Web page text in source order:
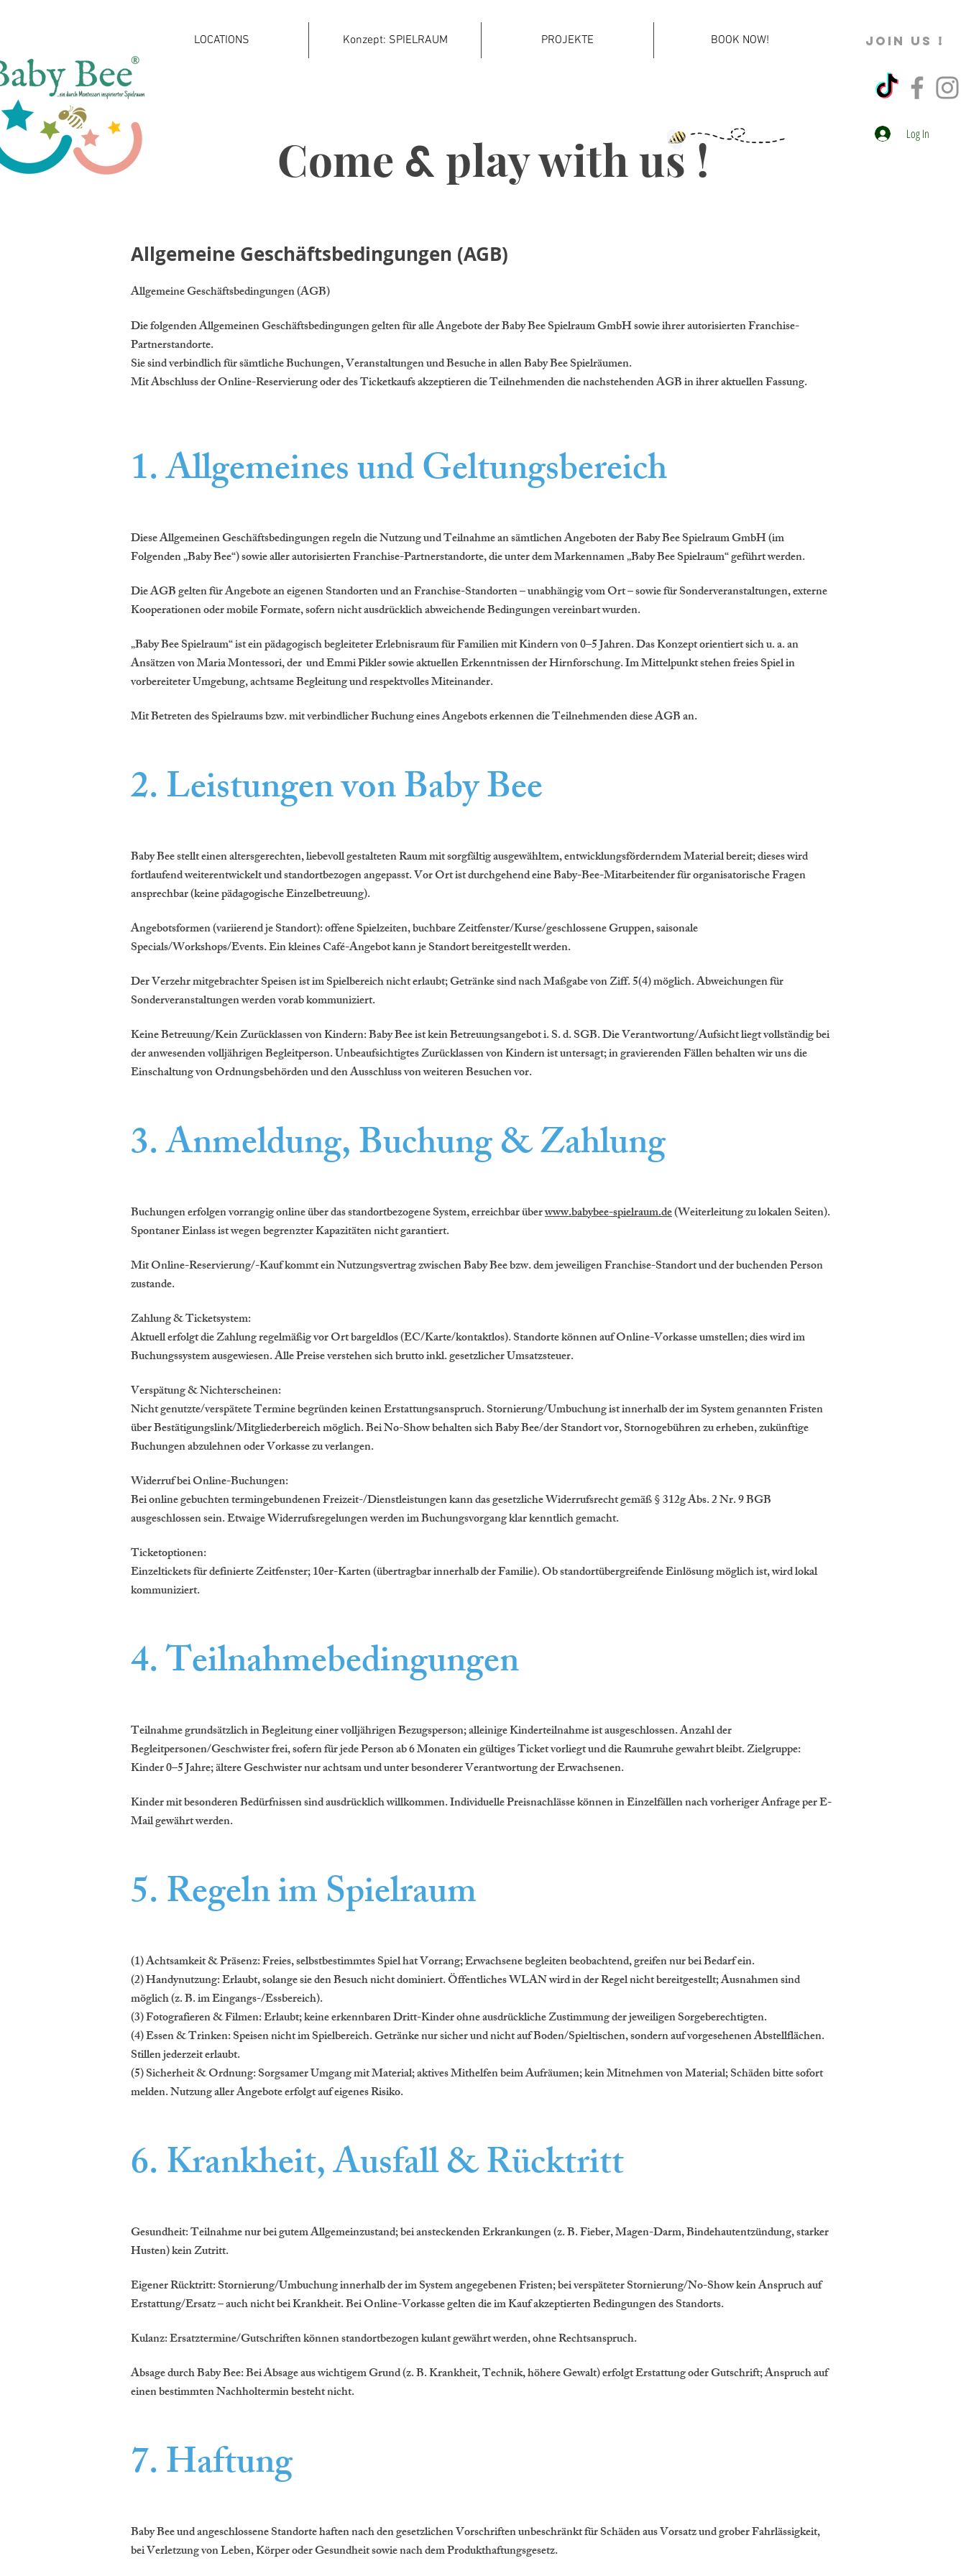
®
LOCATIONS Konzept: SPIELRAUM PROJEKTE BOOK NOW! JOIN US !
Log In
Come & play with us !
Allgemeine Geschäftsbedingungen (AGB)
Allgemeine Geschäftsbedingungen (AGB)
Die folgenden Allgemeinen Geschäftsbedingungen gelten für alle Angebote der Baby Bee Spielraum GmbH sowie ihrer autorisierten Franchise-
Partnerstandorte.
Sie sind verbindlich für sämtliche Buchungen, Veranstaltungen und Besuche in allen Baby Bee Spielräumen.
Mit Abschluss der Online-Reservierung oder des Ticketkaufs akzeptieren die Teilnehmenden die nachstehenden AGB in ihrer aktuellen Fassung.
1. Allgemeines und Geltungsbereich
Diese Allgemeinen Geschäftsbedingungen regeln die Nutzung und Teilnahme an sämtlichen Angeboten der Baby Bee Spielraum GmbH (im
Folgenden „Baby Bee“) sowie aller autorisierten Franchise-Partnerstandorte, die unter dem Markennamen „Baby Bee Spielraum“ geführt werden.
Die AGB gelten für Angebote an eigenen Standorten und an Franchise-Standorten – unabhängig vom Ort – sowie für Sonderveranstaltungen, externe
Kooperationen oder mobile Formate, sofern nicht ausdrücklich abweichende Bedingungen vereinbart wurden.
„Baby Bee Spielraum“ ist ein pädagogisch begleiteter Erlebnisraum für Familien mit Kindern von 0–5 Jahren. Das Konzept orientiert sich u. a. an
Ansätzen von Maria Montessori, der und Emmi Pikler sowie aktuellen Erkenntnissen der Hirnforschung. Im Mittelpunkt stehen freies Spiel in
vorbereiteter Umgebung, achtsame Begleitung und respektvolles Miteinander.
Mit Betreten des Spielraums bzw. mit verbindlicher Buchung eines Angebots erkennen die Teilnehmenden diese AGB an.
2. Leistungen von Baby Bee
Baby Bee stellt einen altersgerechten, liebevoll gestalteten Raum mit sorgfältig ausgewähltem, entwicklungsförderndem Material bereit; dieses wird
fortlaufend weiterentwickelt und standortbezogen angepasst. Vor Ort ist durchgehend eine Baby-Bee-Mitarbeitender für organisatorische Fragen
ansprechbar (keine pädagogische Einzelbetreuung).
Angebotsformen (variierend je Standort): offene Spielzeiten, buchbare Zeitfenster/Kurse/geschlossene Gruppen, saisonale
Specials/Workshops/Events. Ein kleines Café-Angebot kann je Standort bereitgestellt werden.
Der Verzehr mitgebrachter Speisen ist im Spielbereich nicht erlaubt; Getränke sind nach Maßgabe von Ziff. 5(4) möglich. Abweichungen für
Sonderveranstaltungen werden vorab kommuniziert.
Keine Betreuung/Kein Zurücklassen von Kindern: Baby Bee ist kein Betreuungsangebot i. S. d. SGB. Die Verantwortung/Aufsicht liegt vollständig bei
der anwesenden volljährigen Begleitperson. Unbeaufsichtigtes Zurücklassen von Kindern ist untersagt; in gravierenden Fällen behalten wir uns die
Einschaltung von Ordnungsbehörden und den Ausschluss von weiteren Besuchen vor.
3. Anmeldung, Buchung & Zahlung
Buchungen erfolgen vorrangig online über das standortbezogene System, erreichbar überwww.babybee-spielraum.de(Weiterleitung zu lokalen Seiten).
Spontaner Einlass ist wegen begrenzter Kapazitäten nicht garantiert.
Mit Online-Reservierung/-Kauf kommt ein Nutzungsvertrag zwischen Baby Bee bzw. dem jeweiligen Franchise-Standort und der buchenden Person
zustande.
Zahlung & Ticketsystem:
Aktuell erfolgt die Zahlung regelmäßig vor Ort bargeldlos (EC/Karte/kontaktlos). Standorte können auf Online-Vorkasse umstellen; dies wird im
Buchungssystem ausgewiesen. Alle Preise verstehen sich brutto inkl. gesetzlicher Umsatzsteuer.
Verspätung & Nichterscheinen:
Nicht genutzte/verspätete Termine begründen keinen Erstattungsanspruch. Stornierung/Umbuchung ist innerhalb der im System genannten Fristen
über Bestätigungslink/Mitgliederbereich möglich. Bei No-Show behalten sich Baby Bee/der Standort vor, Stornogebühren zu erheben, zukünftige
Buchungen abzulehnen oder Vorkasse zu verlangen.
Widerruf bei Online-Buchungen:
Bei online gebuchten termingebundenen Freizeit-/Dienstleistungen kann das gesetzliche Widerrufsrecht gemäß § 312g Abs. 2 Nr. 9 BGB
ausgeschlossen sein. Etwaige Widerrufsregelungen werden im Buchungsvorgang klar kenntlich gemacht.
Ticketoptionen:
Einzeltickets für definierte Zeitfenster; 10er-Karten (übertragbar innerhalb der Familie). Ob standortübergreifende Einlösung möglich ist, wird lokal
kommuniziert.
4. Teilnahmebedingungen
Teilnahme grundsätzlich in Begleitung einer volljährigen Bezugsperson; alleinige Kinderteilnahme ist ausgeschlossen. Anzahl der
Begleitpersonen/Geschwister frei, sofern für jede Person ab 6 Monaten ein gültiges Ticket vorliegt und die Raumruhe gewahrt bleibt. Zielgruppe:
Kinder 0–5 Jahre; ältere Geschwister nur achtsam und unter besonderer Verantwortung der Erwachsenen.
Kinder mit besonderen Bedürfnissen sind ausdrücklich willkommen. Individuelle Preisnachlässe können in Einzelfällen nach vorheriger Anfrage per E-
Mail gewährt werden.
5. Regeln im Spielraum
(1) Achtsamkeit & Präsenz: Freies, selbstbestimmtes Spiel hat Vorrang; Erwachsene begleiten beobachtend, greifen nur bei Bedarf ein.
(2) Handynutzung: Erlaubt, solange sie den Besuch nicht dominiert. Öffentliches WLAN wird in der Regel nicht bereitgestellt; Ausnahmen sind
möglich (z. B. im Eingangs-/Essbereich).
(3) Fotografieren & Filmen: Erlaubt; keine erkennbaren Dritt-Kinder ohne ausdrückliche Zustimmung der jeweiligen Sorgeberechtigten.
(4) Essen & Trinken: Speisen nicht im Spielbereich. Getränke nur sicher und nicht auf Boden/Spieltischen, sondern auf vorgesehenen Abstellflächen.
Stillen jederzeit erlaubt.
(5) Sicherheit & Ordnung: Sorgsamer Umgang mit Material; aktives Mithelfen beim Aufräumen; kein Mitnehmen von Material; Schäden bitte sofort
melden. Nutzung aller Angebote erfolgt auf eigenes Risiko.
6. Krankheit, Ausfall & Rücktritt
Gesundheit: Teilnahme nur bei gutem Allgemeinzustand; bei ansteckenden Erkrankungen (z. B. Fieber, Magen-Darm, Bindehautentzündung, starker
Husten) kein Zutritt.
Eigener Rücktritt: Stornierung/Umbuchung innerhalb der im System angegebenen Fristen; bei verspäteter Stornierung/No-Show kein Anspruch auf
Erstattung/Ersatz – auch nicht bei Krankheit. Bei Online-Vorkasse gelten die im Kauf akzeptierten Bedingungen des Standorts.
Kulanz: Ersatztermine/Gutschriften können standortbezogen kulant gewährt werden, ohne Rechtsanspruch.
Absage durch Baby Bee: Bei Absage aus wichtigem Grund (z. B. Krankheit, Technik, höhere Gewalt) erfolgt Erstattung oder Gutschrift; Anspruch auf
einen bestimmten Nachholtermin besteht nicht.
7. Haftung
Baby Bee und angeschlossene Standorte haften nach den gesetzlichen Vorschriften unbeschränkt für Schäden aus Vorsatz und grober Fahrlässigkeit,
bei Verletzung von Leben, Körper oder Gesundheit sowie nach dem Produkthaftungsgesetz.